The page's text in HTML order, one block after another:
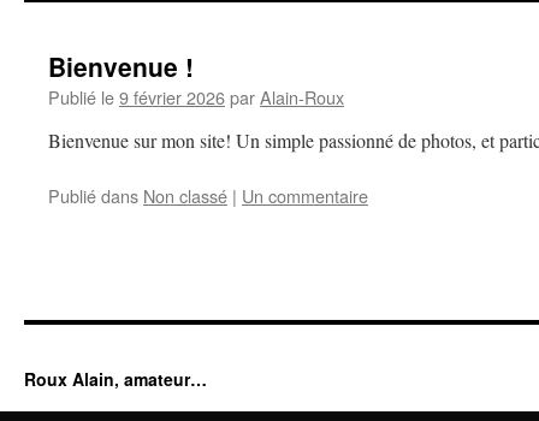
Bienvenue !
Publié le9 février 2026parAlain-Roux
Bienvenue sur mon site! Un simple passionné de photos, et
Publié dans Non classé | Un commentaire
Roux Alain, amateur…